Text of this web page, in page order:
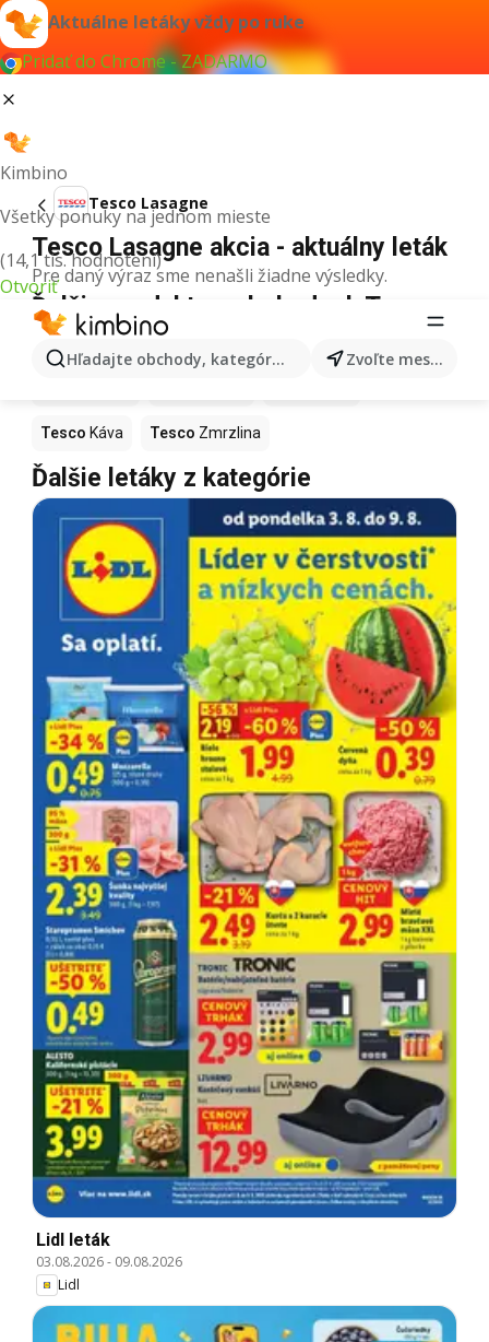
Aktuálne letáky vždy po ruke
Pridať do Chrome - ZADARMO
Kimbino
Všetky ponuky na jednom mieste
(14,1 tis. hodnotení)
Otvoriť
Hľadajte obchody, kategórie, produkty... Zvoľte mesto
Tesco Lasagne
Tesco Lasagne akcia - aktuálny leták
Pre daný výraz sme nenašli žiadne výsledky.
Ďalšie produkty v obchodoch Tesco
Tesco Káva Tesco Zmrzlina
Ďalšie letáky z kategórie
Lidl leták
03.08.2026- 09.08.2026
Lidl